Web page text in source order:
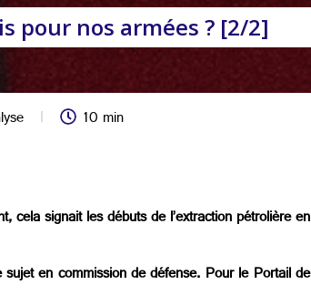
pour nos armées ? [2/2]
10 min
signait les débuts de l’extraction pétrolière en
en commission de défense. Pour le Portail de